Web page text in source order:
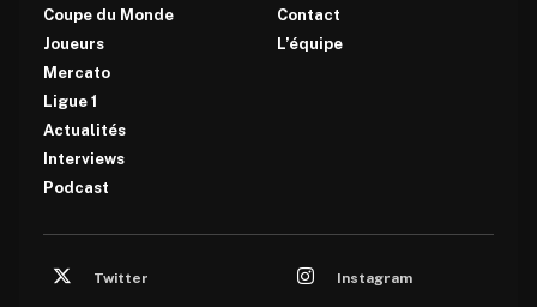
Coupe du Monde
Joueurs
Mercato
Ligue 1
Actualités
Interviews
Podcast
Contact
L’équipe
Twitter Instagram